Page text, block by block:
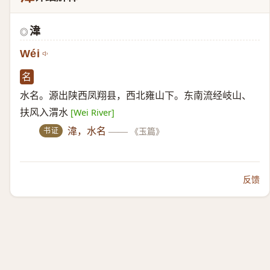
◎ 湋
Wéi
名
水名。源出陕西凤翔县，西北雍山下。东南流经岐山、
扶风入渭水 [Wei River]
书证 湋，水名 —— 《玉篇》
反馈